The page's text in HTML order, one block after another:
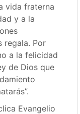
vida fraterna
y a la
regala. Por
a la felicidad
de Dios que
Evangelio